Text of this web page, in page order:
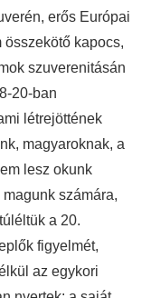
erős Európai
összekötő kapocs,
szuverenitásán
20-ban
létrejöttének
magyaroknak, a
lesz okunk
számára,
a 20.
figyelmét,
az egykori